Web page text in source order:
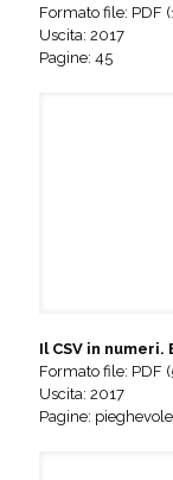
Formato file: PDF
Uscita: 2017
Pagine: 45
Il CSV in
Formato file: PDF
Uscita: 2017
Pagine: